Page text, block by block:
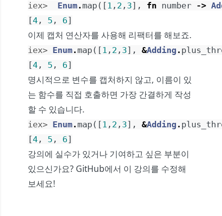
iex> Enum. map( [ 1 , 2 , 3] , fn number ->
[4 , 5 , 6]
이제 캡처 연산자를 사용해 리팩터를 해보죠.
iex> Enum. map( [ 1 , 2 , 3] , &Adding .
[4 , 5 , 6]
명시적으로 변수를 캡처하지 않고, 이름이 있
는 함수를 직접 호출하면 가장 간결하게 작성
할 수 있습니다.
iex> Enum. map( [ 1 , 2 , 3] , &Adding .
[4 , 5 , 6]
강의에 실수가 있거나 기여하고 싶은 부분이
있으신가요? GitHub에서 이 강의를 수정해
보세요!